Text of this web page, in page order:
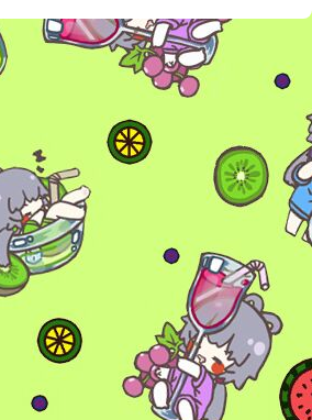
内容，请购买会员或者提升权
6位以上
登录